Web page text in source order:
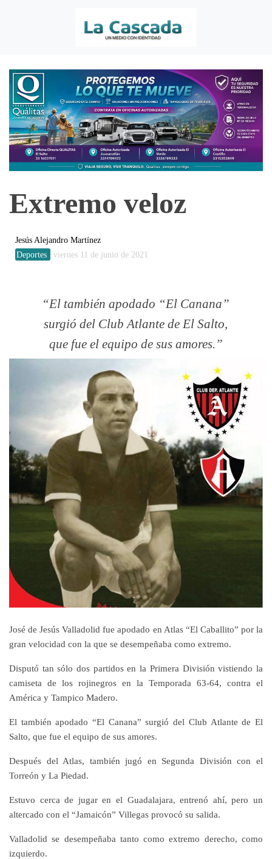
Extremo veloz
Jesús Alejandro Martínez
Deportes
viernes 11 de junio de 2021
El también apodado “El Canana”
surgió del Club Atlante de El Salto,
que fue el equipo de sus amores.
José de Jesús Valladolid fue apodado en Atlas “El Caballito” por la
gran velocidad con la que se desempeñaba como extremo.
Disputó tan sólo dos partidos en la Primera División vistiendo la
camiseta de los rojinegros en la Temporada 63-64, contra el
América y Tampico Madero.
El también apodado “El Canana” surgió del Club Atlante de El
Salto, que fue el equipo de sus amores.
Después del Atlas, también jugó en Segunda División con el
Torreón y La Piedad.
Estuvo cerca de jugar en el Guadalajara, entrenó ahí, pero un
altercado con el “Jamaicón” Villegas provocó su salida.
Valladolid se desempeñaba tanto como extremo derecho, como
izquierdo.